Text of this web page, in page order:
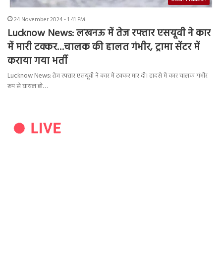
24 November 2024 - 1:41 PM
Lucknow News: लखनऊ में तेज रफ्तार एसयूवी ने कार
में मारी टक्कर…चालक की हालत गंभीर, ट्रामा सेंटर में
कराया गया भर्ती
Lucknow News: तेज रफ्तार एसयूवी ने कार में टक्कर मार दी। हादसे में कार चालक गंभीर
रूप से घायल हो…